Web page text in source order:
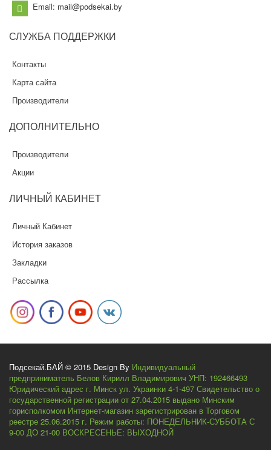
Email: mail@podsekai.by
СЛУЖБА ПОДДЕРЖКИ
Контакты
Карта сайта
Производители
ДОПОЛНИТЕЛЬНО
Производители
Акции
ЛИЧНЫЙ КАБИНЕТ
Личный Кабинет
История заказов
Закладки
Рассылка
Подсекай.БАЙ © 2015 Design By Индивидуальный
предприниматель Белов Кирилл Владимирович УНП: 192466493
Юридический адрес г. Минск ул. Украинки 4-1-497 Свидетельство о
государственной регистрации от 27.04.2015 выдано Минским
горисполкомом Интернет-магазин зарегистрирован в Торговом
реестре 25.06.2015 г. Режим работы: ПОНЕДЕЛЬНИК-СУББОТА С
9-00 ДО 21-00 ВОСКРЕСЕНЬЕ: ВЫХОДНОЙ